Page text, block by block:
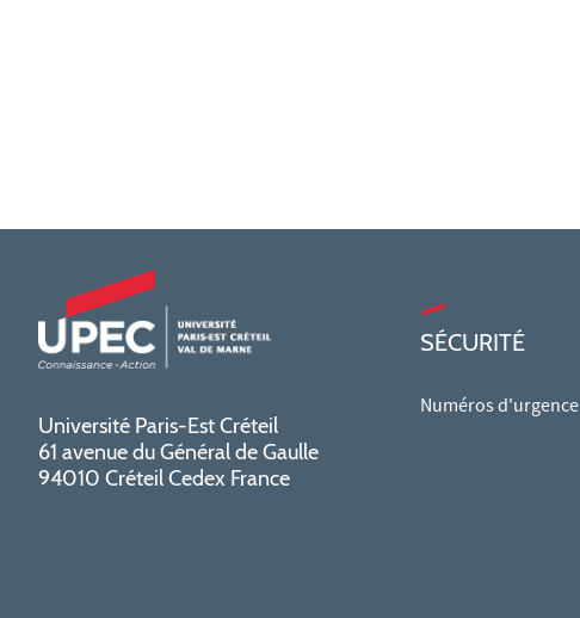
Université Paris-Est Créteil
61 avenue du Général de Gaulle
94010 Créteil Cedex France
SÉCURITÉ
Numéros d'urgence